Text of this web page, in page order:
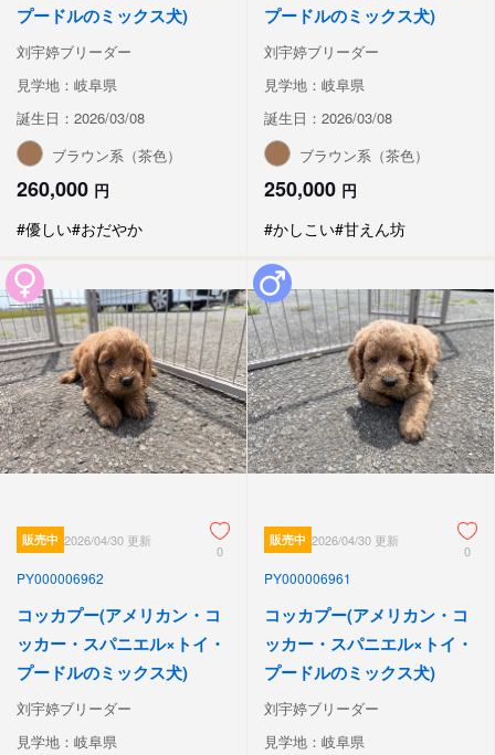
プードルのミックス犬)
刘宇婷ブリーダー
見学地：岐阜県
誕生日：2026/03/08
ブラウン系（茶色）
260,000 円
#優しい#おだやか
プードルのミックス犬)
刘宇婷ブリーダー
見学地：岐阜県
誕生日：2026/03/08
ブラウン系（茶色）
250,000 円
#かしこい#甘えん坊
販売中 2026/04/30 更新
0
PY000006962
コッカプー(アメリカン・コ
ッカー・スパニエル×トイ・
プードルのミックス犬)
刘宇婷ブリーダー
見学地：岐阜県
販売中 2026/04/30 更新
0
PY000006961
コッカプー(アメリカン・コ
ッカー・スパニエル×トイ・
プードルのミックス犬)
刘宇婷ブリーダー
見学地：岐阜県